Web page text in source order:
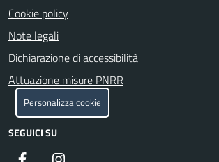
Cookie policy
Note legali
Dichiarazione di accessibilità
Attuazione misure PNRR
SEGUICI SU
Facebook
Personalizza cookie